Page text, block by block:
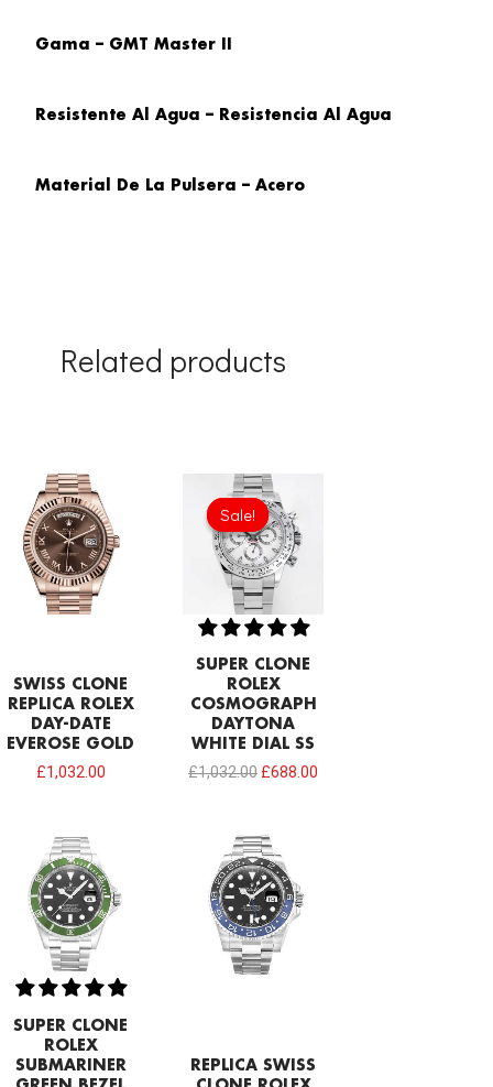
Gama – GMT Master II
Resistente Al Agua – Resistencia Al Agua
Material De La Pulsera – Acero
Related products
SWISS CLONE
REPLICA ROLEX
DAY-DATE
EVEROSE GOLD
£1,032.00
Sale!
Sale!
SUPER CLONE
ROLEX
COSMOGRAPH
DAYTONA
WHITE DIAL SS
£1,032.00
Original
price
was:
£1,032.00.
£688.00
SUPER CLONE
ROLEX
SUBMARINER
REPLICA SWISS